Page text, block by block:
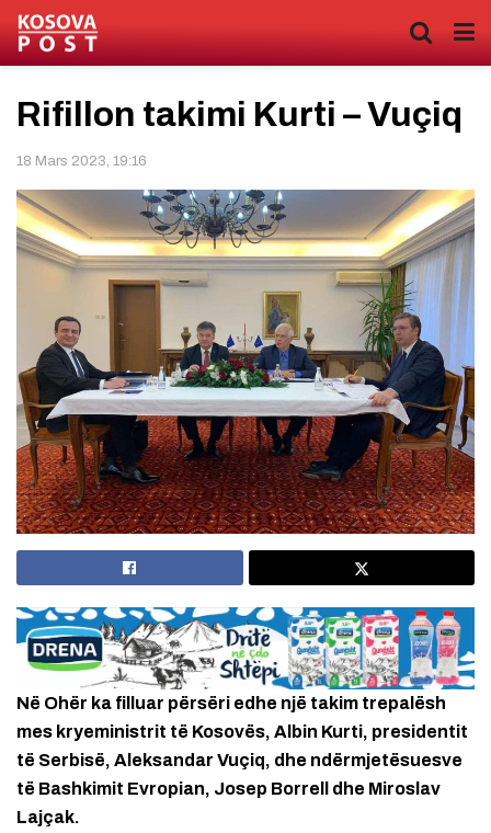
Rifillon takimi Kurti – Vuçiq
18 Mars 2023, 19:16
Në Ohër ka filluar përsëri edhe një takim trepalësh
mes kryeministrit të Kosovës, Albin Kurti, presidentit
të Serbisë, Aleksandar Vuçiq, dhe ndërmjetësuesve
të Bashkimit Evropian, Josep Borrell dhe Miroslav
Lajçak.